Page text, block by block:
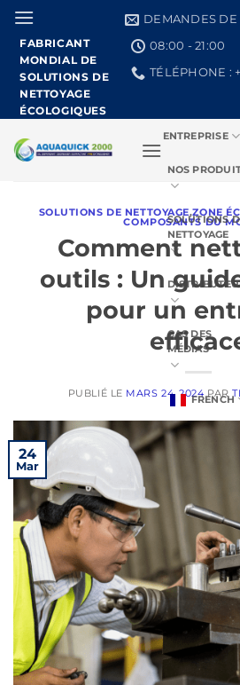
Skip
content
FABRICANT
MONDIAL DE
SOLUTIONS DE
NETTOYAGE
ÉCOLOGIQUES
DEMANDES DE
08:00 - 21:00
TÉLÉPHONE :
ENTREPRISE
NOS
SOLUTIONS
NETTOYAGE
CAS DES
MÉDIAS
FRENCH
SOLUTIONS DE NETTOYAGE,ZONE
COMPOSANTS DU
Comment
outils : Un
pour un
PUBLIÉ LE MARS 24, 2024 PAR
24
Mar